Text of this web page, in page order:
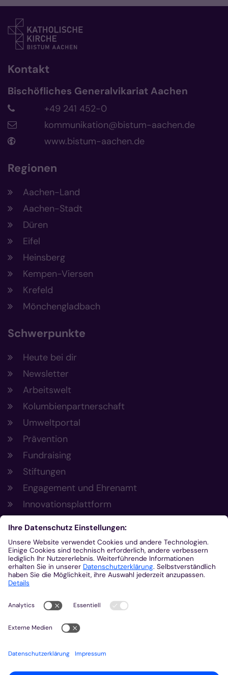
Kontakt
Bischöfliches Generalvikariat Aachen
+49 241 452-0
kommunikation@bistum-aachen.de
www.bistum-aachen.de
Regionen
Aachen-Land
Aachen-Stadt
Düren
Eifel
Heinsberg
Kempen-Viersen
Krefeld
Mönchengladbach
Schwerpunkte
Heute bei dir
Newsletter
Arbeitswelt
Kolumbienpartnerschaft
Umweltportal
Prävention
Fundraising
Stiftungen
Engagement und Ehrenamt
Innovationsplattform
Aus der Plattform
Nachrichten
Veranstaltungen
Gottesdienste
Stellenangebote
Kirchenzeitung
Amtsblatt (Kirchlicher Anzeiger)
Rechtsdatenbank
Meldestelle gemäß Hinweisgeberschutzgesetz